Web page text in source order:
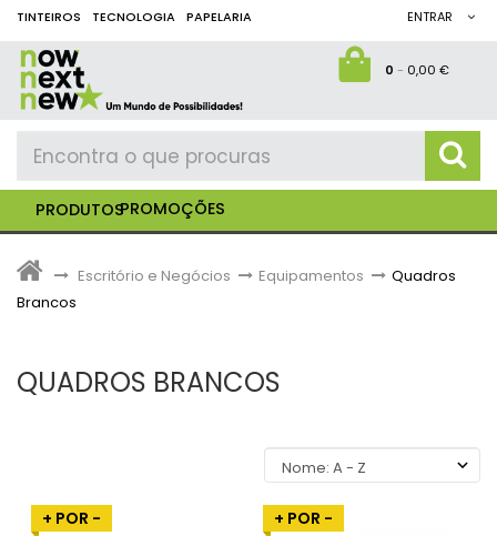
TINTEIROS TECNOLOGIA PAPELARIA ENTRAR
0- 0,00 €
PRODUTOSPROMOÇÕES
> Escritório e Negócios > Equipamentos > Quadros
Brancos
QUADROS BRANCOS
+ POR - + POR -